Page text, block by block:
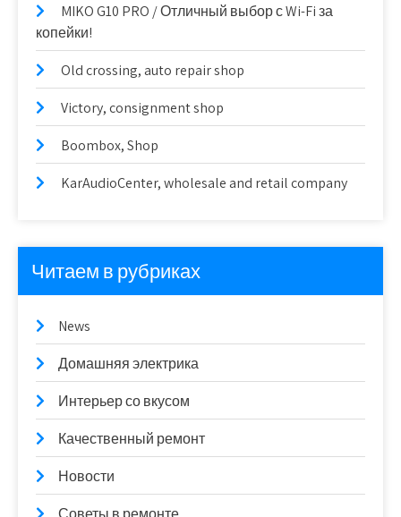
MIKO G10 PRO / Отличный выбор с Wi-Fi за
копейки!
Old crossing, auto repair shop
Victory, consignment shop
Boombox, Shop
KarAudioCenter, wholesale and retail company
Читаем в рубриках
News
Домашняя электрика
Интерьер со вкусом
Качественный ремонт
Новости